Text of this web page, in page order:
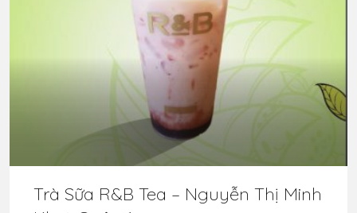
Trà Sữa R&B Tea – Nguyễn Thị Minh